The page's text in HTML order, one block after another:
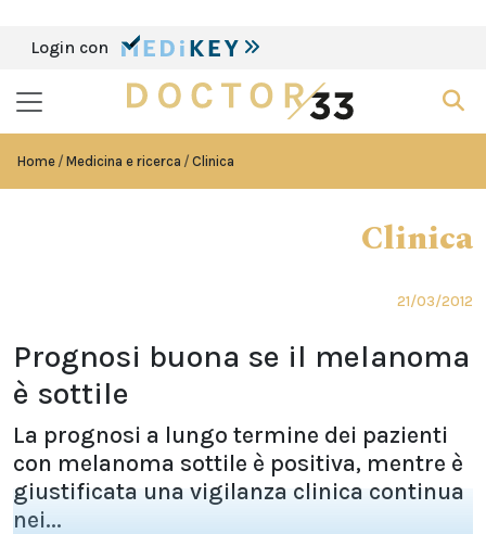
Login con
Home Medicina e ricerca Clinica
Clinica
21/03/2012
Prognosi buona se il melanoma
è sottile
La prognosi a lungo termine dei pazienti
con melanoma sottile è positiva, mentre è
giustificata una vigilanza clinica continua
nei...